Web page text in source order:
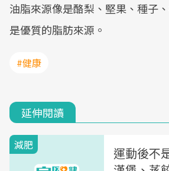
油脂來源像是酪梨、堅果、種子
是優質的脂肪來源。
#健康
延伸閱讀
減肥
運動後不